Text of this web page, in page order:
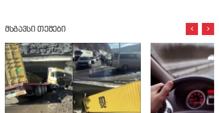
მსგავსი თემები